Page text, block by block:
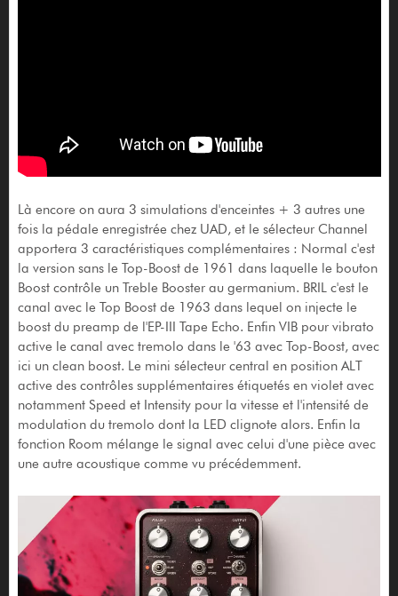
Là encore on aura 3 simulations d'enceintes + 3 autres une
fois la pédale enregistrée chez UAD, et le sélecteur Channel
apportera 3 caractéristiques complémentaires : Normal c'est
la version sans le Top-Boost de 1961 dans laquelle le bouton
Boost contrôle un Treble Booster au germanium. BRIL c'est le
canal avec le Top Boost de 1963 dans lequel on injecte le
boost du preamp de l'EP-III Tape Echo. Enfin VIB pour vibrato
active le canal avec tremolo dans le '63 avec Top-Boost, avec
ici un clean boost. Le mini sélecteur central en position ALT
active des contrôles supplémentaires étiquetés en violet avec
notamment Speed et Intensity pour la vitesse et l'intensité de
modulation du tremolo dont la LED clignote alors. Enfin la
fonction Room mélange le signal avec celui d'une pièce avec
une autre acoustique comme vu précédemment.